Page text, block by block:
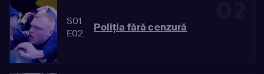
S01
E02
Poliția fără cenzură